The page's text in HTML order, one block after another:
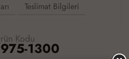
Teslimat Bilgileri
Kodu
1300